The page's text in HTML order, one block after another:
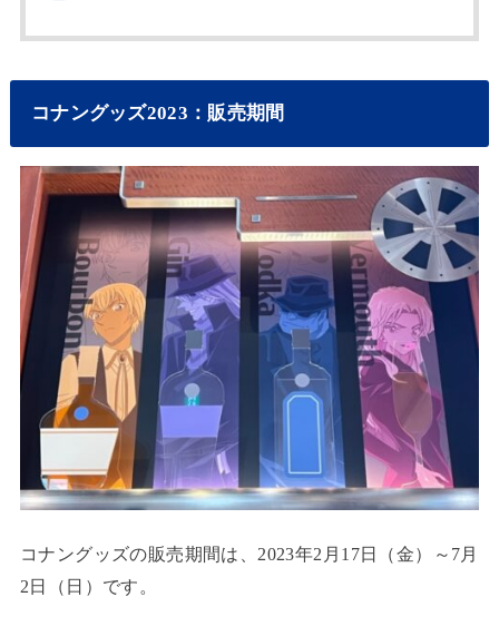
コナングッズ2023：販売期間
コナングッズの販売期間は、2023年2月17日（金）～7月
2日（日）です。